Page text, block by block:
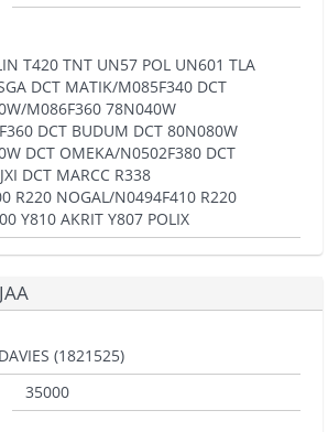
T420 TNT UN57 POL UN601 TLA
DCT MATIK/M085F340 DCT
M086F360 78N040W
DCT BUDUM DCT 80N080W
DCT OMEKA/N0502F380 DCT
DCT MARCC R338
R220 NOGAL/N0494F410 R220
Y810 AKRIT Y807 POLIX
(1821525)
35000